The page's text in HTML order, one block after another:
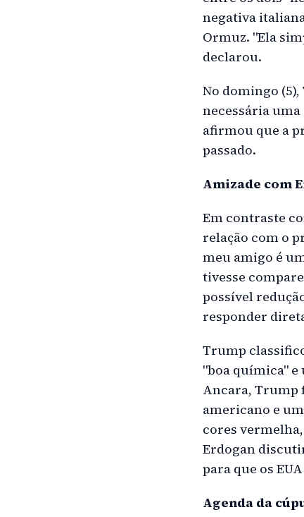
negativa
Ormuz. "Ela
declarou.
No domingo
necessária
afirmou que a
passado.
Amizade com
Em contraste
relação com o
meu amigo é
tivesse
possível
responder
Trump
"boa química" e
Ancara, Trump
americano e
cores
Erdogan
para que os
Agenda da